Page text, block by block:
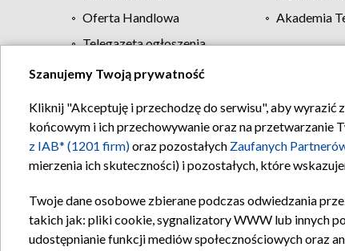
Oferta Handlowa
Akademia
Telegazeta ogłoszenia
Regulamin TVP
Szanujemy Twoją prywatność
Kliknij "Akceptuję i przechodzę do serwisu", aby wyrazić
końcowym i ich przechowywanie oraz na przetwarzanie
z IAB* (1201 firm)oraz pozostałych Zaufanych
mierzenia ich skuteczności) i pozostałych, które
Twoje dane osobowe zbierane podczas odwiedzania
takich jak: pliki cookie, sygnalizatory WWW lub innych
udostępnianie funkcji mediów społecznościowych oraz